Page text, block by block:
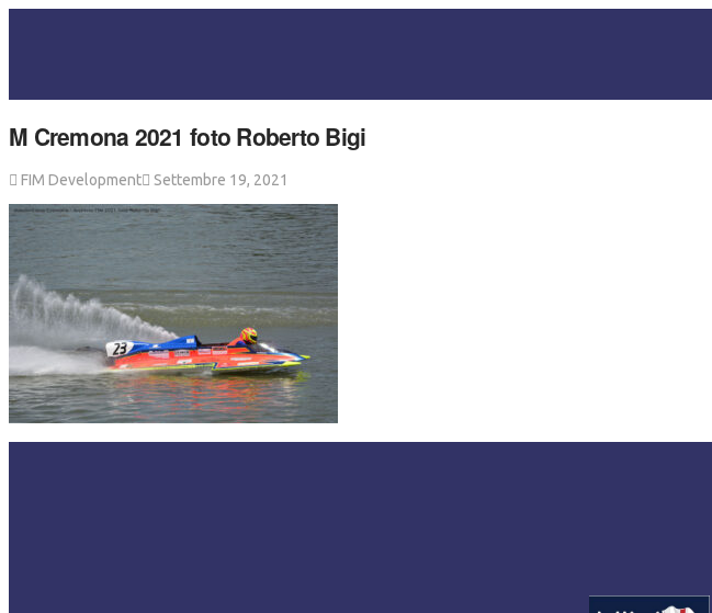
M Cremona 2021 foto Roberto Bigi
FIM Development Settembre 19, 2021